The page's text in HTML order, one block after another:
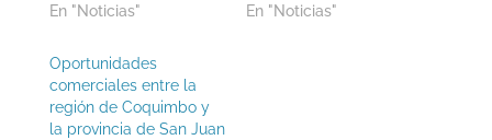
En "Noticias"
En "Noticias"
Oportunidades
comerciales entre la
región de Coquimbo y
la provincia de San Juan